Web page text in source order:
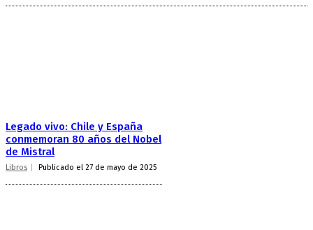
Legado vivo: Chile y España
conmemoran 80 años del Nobel
de Mistral
Libros Publicado el 27 de mayo de 2025